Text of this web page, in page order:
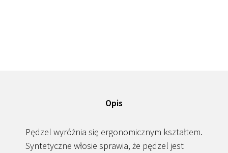
Opis
Pędzel wyróżnia się ergonomicznym kształtem.
Syntetyczne włosie sprawia, że pędzel jest